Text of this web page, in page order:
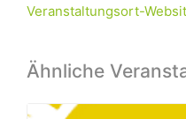
Veranstaltungsort-
Ähnliche